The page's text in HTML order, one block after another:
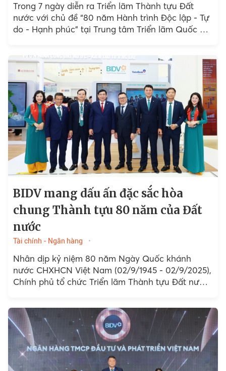
Trong 7 ngày diễn ra Triển lãm Thành tựu Đất
nước với chủ đề “80 năm Hành trình Độc lập - Tự
do - Hạnh phúc” tại Trung tâm Triển lãm Quốc gia
BIDV mang dấu ấn đặc sắc hòa
chung Thành tựu 80 năm của Đất
nước
Tài chính - Ngân hàng
Nhân dịp kỷ niệm 80 năm Ngày Quốc khánh
nước CHXHCN Việt Nam (02/9/1945 - 02/9/2025),
Chính phủ tổ chức Triển lãm Thành tựu Đất nước